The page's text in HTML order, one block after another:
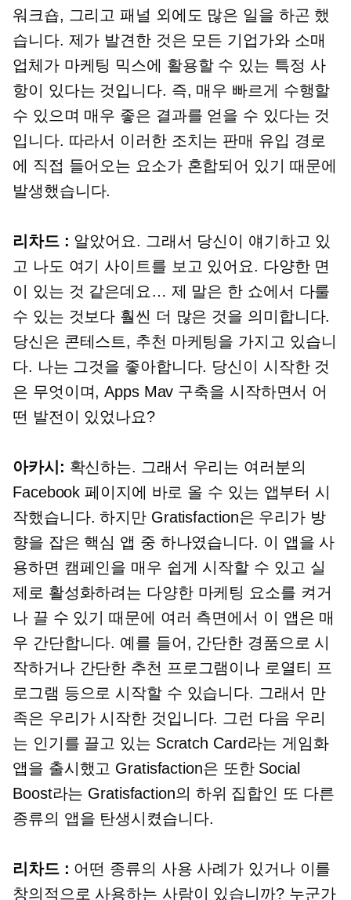
워크숍, 그리고 패널 외에도 많은 일을 하곤 했
습니다. 제가 발견한 것은 모든 기업가와 소매
업체가 마케팅 믹스에 활용할 수 있는 특정 사
항이 있다는 것입니다. 즉, 매우 빠르게 수행할
수 있으며 매우 좋은 결과를 얻을 수 있다는 것
입니다. 따라서 이러한 조치는 판매 유입 경로
에 직접 들어오는 요소가 혼합되어 있기 때문에
발생했습니다.
리차드 : 알았어요. 그래서 당신이 얘기하고 있
고 나도 여기 사이트를 보고 있어요. 다양한 면
이 있는 것 같은데요… 제 말은 한 쇼에서 다룰
수 있는 것보다 훨씬 더 많은 것을 의미합니다.
당신은 콘테스트, 추천 마케팅을 가지고 있습니
다. 나는 그것을 좋아합니다. 당신이 시작한 것
은 무엇이며, Apps Mav 구축을 시작하면서 어
떤 발전이 있었나요?
아카시: 확신하는. 그래서 우리는 여러분의
Facebook 페이지에 바로 올 수 있는 앱부터 시
작했습니다. 하지만 Gratisfaction은 우리가 방
향을 잡은 핵심 앱 중 하나였습니다. 이 앱을 사
용하면 캠페인을 매우 쉽게 시작할 수 있고 실
제로 활성화하려는 다양한 마케팅 요소를 켜거
나 끌 수 있기 때문에 여러 측면에서 이 앱은 매
우 간단합니다. 예를 들어, 간단한 경품으로 시
작하거나 간단한 추천 프로그램이나 로열티 프
로그램 등으로 시작할 수 있습니다. 그래서 만
족은 우리가 시작한 것입니다. 그런 다음 우리
는 인기를 끌고 있는 Scratch Card라는 게임화
앱을 출시했고 Gratisfaction은 또한 Social
Boost라는 Gratisfaction의 하위 집합인 또 다른
종류의 앱을 탄생시켰습니다.
리차드 : 어떤 종류의 사용 사례가 있거나 이를
창의적으로 사용하는 사람이 있습니까? 누군가